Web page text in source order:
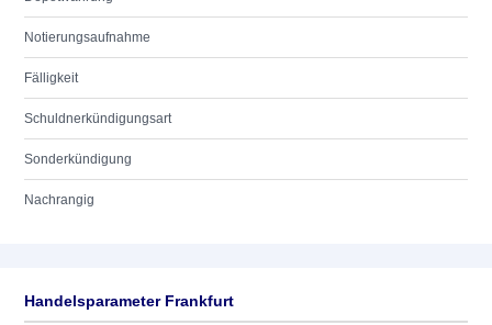
Notierungsaufnahme
Fälligkeit
Schuldnerkündigungsart
Sonderkündigung
Nachrangig
Handelsparameter Frankfurt